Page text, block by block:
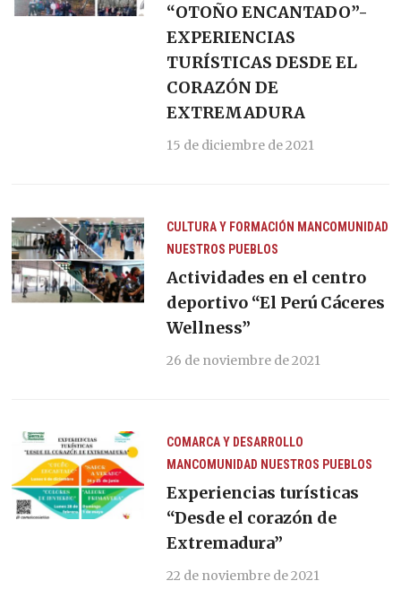
“OTOÑO ENCANTADO”-
EXPERIENCIAS
TURÍSTICAS DESDE EL
CORAZÓN DE
EXTREMADURA
15 de diciembre de 2021
CULTURA Y FORMACIÓN MANCOMUNIDAD
NUESTROS PUEBLOS
Actividades en el centro
deportivo “El Perú Cáceres
Wellness”
26 de noviembre de 2021
COMARCA Y DESARROLLO
MANCOMUNIDAD NUESTROS PUEBLOS
Experiencias turísticas
“Desde el corazón de
Extremadura”
22 de noviembre de 2021